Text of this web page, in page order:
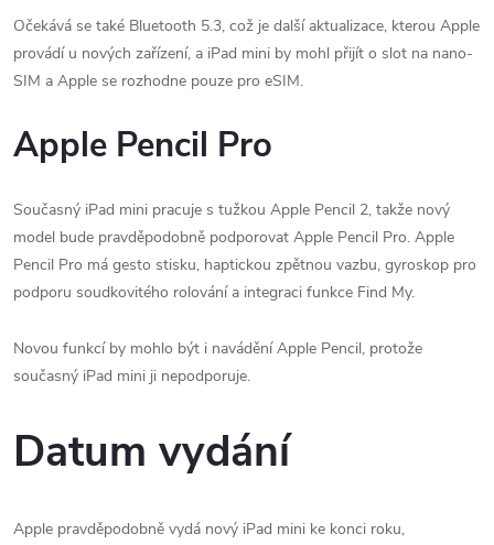
Očekává se také Bluetooth 5.3, což je další aktualizace, kterou Apple
provádí u nových zařízení, a iPad mini by mohl přijít o slot na nano-
SIM a Apple se rozhodne pouze pro eSIM.
Apple Pencil Pro
Současný iPad mini pracuje s tužkou Apple Pencil 2, takže nový
model bude pravděpodobně podporovat Apple Pencil Pro. Apple
Pencil Pro má gesto stisku, haptickou zpětnou vazbu, gyroskop pro
podporu soudkovitého rolování a integraci funkce Find My.
Novou funkcí by mohlo být i navádění Apple Pencil, protože
současný iPad mini ji nepodporuje.
Datum vydání
Apple pravděpodobně vydá nový iPad mini ke konci roku,